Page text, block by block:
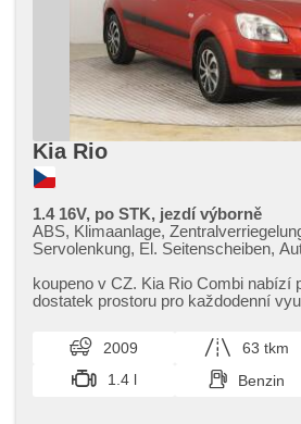
Kia Rio
1.4 16V, po STK, jezdí výborně
ABS, Klimaanlage,
Servolenkung, El. Seitenscheiben,
koupeno v CZ. Kia Rio Combi nabízí
dostatek prostoru pro každodenní
2009 63 tkm
1.4 l
Benzin